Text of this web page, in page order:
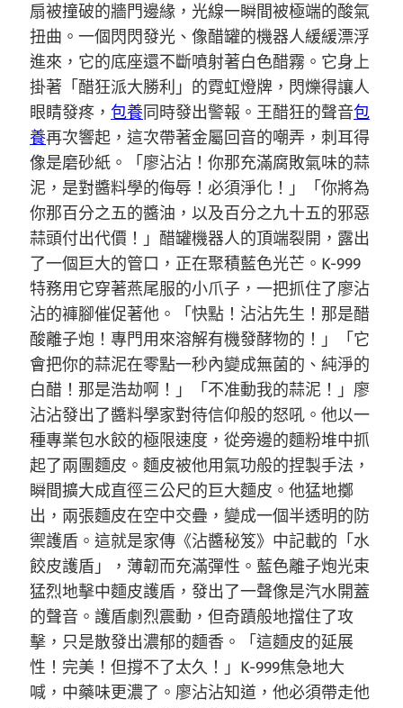
扇被撞破的牆門邊緣，光線一瞬間被極端的酸氣
扭曲。一個閃閃發光、像醋罐的機器人緩緩漂浮
進來，它的底座還不斷噴射著白色醋霧。它身上
掛著「醋狂派大勝利」的霓虹燈牌，閃爍得讓人
眼睛發疼， 包養同時發出警報。王醋狂的聲音包
養再次響起，這次帶著金屬回音的嘲弄，刺耳得
像是磨砂紙。「廖沾沾！你那充滿腐敗氣味的蒜
泥，是對醬料學的侮辱！必須淨化！」「你將為
你那百分之五的醬油，以及百分之九十五的邪惡
蒜頭付出代價！」醋罐機器人的頂端裂開，露出
了一個巨大的管口，正在聚積藍色光芒。K-999
特務用它穿著燕尾服的小爪子，一把抓住了廖沾
沾的褲腳催促著他。「快點！沾沾先生！那是醋
酸離子炮！專門用來溶解有機發酵物的！」「它
會把你的蒜泥在零點一秒內變成無菌的、純淨的
白醋！那是浩劫啊！」「不准動我的蒜泥！」廖
沾沾發出了醬料學家對待信仰般的怒吼。他以一
種專業包水餃的極限速度，從旁邊的麵粉堆中抓
起了兩團麵皮。麵皮被他用氣功般的捏製手法，
瞬間擴大成直徑三公尺的巨大麵皮。他猛地擲
出，兩張麵皮在空中交疊，變成一個半透明的防
禦護盾。這就是家傳《沾醬秘笈》中記載的「水
餃皮護盾」，薄韌而充滿彈性。藍色離子炮光束
猛烈地擊中麵皮護盾，發出了一聲像是汽水開蓋
的聲音。護盾劇烈震動，但奇蹟般地擋住了攻
擊，只是散發出濃郁的麵香。「這麵皮的延展
性！完美！但撐不了太久！」K-999焦急地大
喊，中藥味更濃了。廖沾沾知道，他必須帶走他